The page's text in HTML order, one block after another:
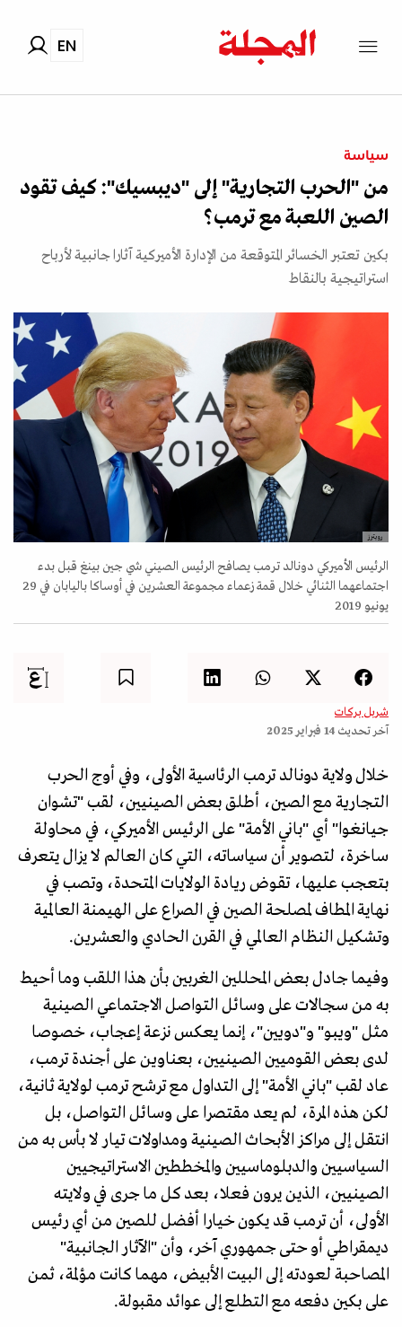
EN
سياسة
من "الحرب التجارية" إلى "ديبسيك": كيف تقود
الصين اللعبة مع ترمب؟
بكين تعتبر الخسائر المتوقعة من الإدارة الأميركية آثارا جانبية لأرباح
استراتيجية بالنقاط
رويترز
الرئيس الأميركي دونالد ترمب يصافح الرئيس الصيني شي جين بينغ قبل بدء
اجتماعهما الثنائي خلال قمة زعماء مجموعة العشرين في أوساكا باليابان في 29
يونيو 2019
شربل بركات
آخر تحديث 14 فبراير 2025
خلال ولاية دونالد ترمب الرئاسية الأولى، وفي أوج الحرب
التجارية مع الصين، أطلق بعض الصينيين، لقب "تشوان
جيانغوا" أي "باني الأمة" على الرئيس الأميركي، في محاولة
ساخرة، لتصوير أن سياساته، التي كان العالم لا يزال يتعرف
بتعجب عليها، تقوض ريادة الولايات المتحدة، وتصب في
نهاية المطاف لمصلحة الصين في الصراع على الهيمنة العالمية
وتشكيل النظام العالمي في القرن الحادي والعشرين.
وفيما جادل بعض المحللين الغربين بأن هذا اللقب وما أحيط
به من سجالات على وسائل التواصل الاجتماعي الصينية
مثل "ويبو" و"دويين"، إنما يعكس نزعة إعجاب، خصوصا
لدى بعض القوميين الصينيين، بعناوين على أجندة ترمب،
عاد لقب "باني الأمة" إلى التداول مع ترشح ترمب لولاية ثانية،
لكن هذه المرة، لم يعد مقتصرا على وسائل التواصل، بل
انتقل إلى مراكز الأبحاث الصينية ومداولات تيار لا بأس به من
السياسيين والدبلوماسيين والمخططين الاستراتيجيين
الصينيين، الذين يرون فعلا، بعد كل ما جرى في ولايته
الأولى، أن ترمب قد يكون خيارا أفضل للصين من أي رئيس
ديمقراطي أو حتى جمهوري آخر، وأن "الآثار الجانبية"
المصاحبة لعودته إلى البيت الأبيض، مهما كانت مؤلمة، ثمن
على بكين دفعه مع التطلع إلى عوائد مقبولة.